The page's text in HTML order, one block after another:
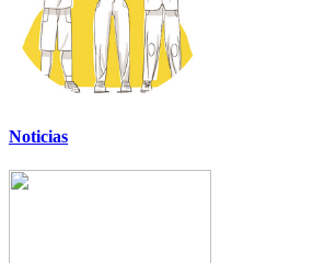
Noticias